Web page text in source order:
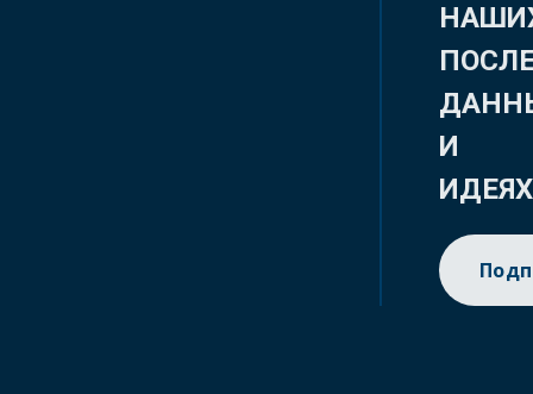
И
ИДЕЯХ